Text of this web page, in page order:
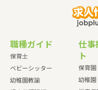
職種ガイド
保育士
ベビーシッター
幼稚園教諭
仕事
ト
保育園
幼稚園